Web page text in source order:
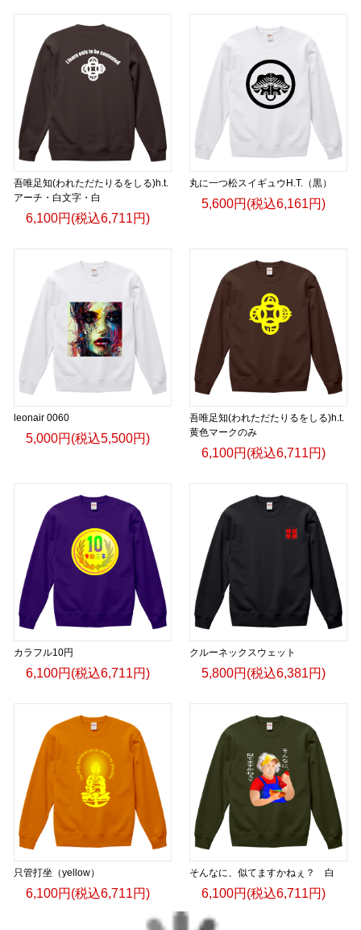
吾唯足知(われただたりるをしる)h.t.
アーチ・白文字・白
6,100円(税込6,711円)
丸に一つ松スイギュウH.T.（黒）
5,600円(税込6,161円)
leonair 0060
5,000円(税込5,500円)
吾唯足知(われただたりるをしる)h.t.
黄色マークのみ
6,100円(税込6,711円)
カラフル10円
6,100円(税込6,711円)
クルーネックスウェット
5,800円(税込6,381円)
只管打坐（yellow）
6,100円(税込6,711円)
そんなに、似てますかねぇ？ 白
6,100円(税込6,711円)